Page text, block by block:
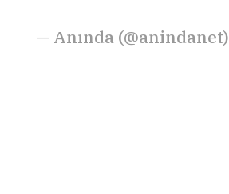
— Anında (@anindanet)